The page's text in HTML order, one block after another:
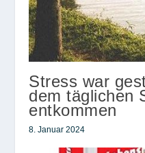
Stress war
dem täglichen
entkommen
8. Januar 2024